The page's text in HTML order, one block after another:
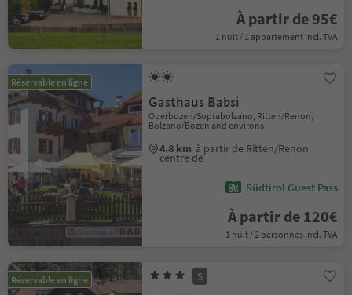
À partir de 95€
1 nuit / 1 appartement incl. TVA
Réservable en ligne
Gasthaus Babsi
Oberbozen/Soprabolzano, Ritten/Renon,
Bolzano/Bozen and environs
4.8 km à partir de Ritten/Renon
centre de
Südtirol Guest Pass
À partir de 120€
1 nuit / 2 personnes incl. TVA
Réservable en ligne S